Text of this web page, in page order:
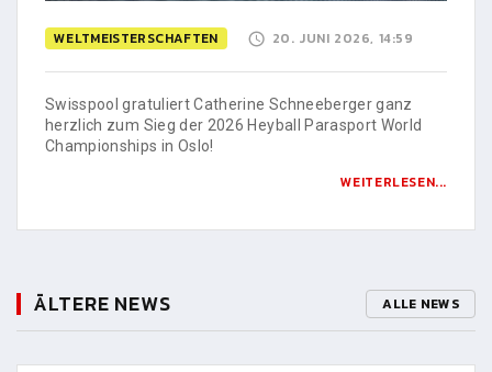
WELTMEISTERSCHAFTEN 20. JUNI 2026, 14:59
Swisspool gratuliert Catherine Schneeberger ganz
herzlich zum Sieg der 2026 Heyball Parasport World
Championships in Oslo!
WEITERLESEN...
ÄLTERE NEWS ALLE NEWS